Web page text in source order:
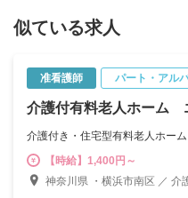
似ている求人
准看護師 パート・アル
介護付有料老人ホーム
介護付き・住宅型有料老人ホーム
【時給】1,400円～
神奈川県 ・横浜市南区 ／ 介